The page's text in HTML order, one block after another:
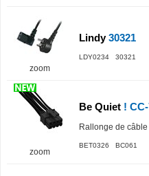
zoom
Lindy30321
LDY0234 30321
zoom
Be Quiet !
Rallonge de
BET0326 BC061